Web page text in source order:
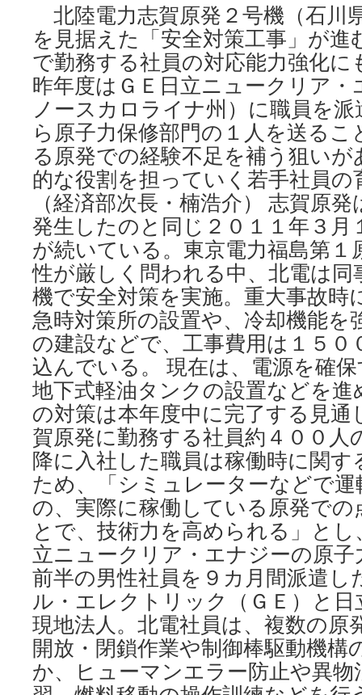
北陸電力志賀原発２号機（石川
を見据えた「安全対策工事」が進
で勤務する社員の対応能力強化
昨年度はＧＥ日立ニュークリア・
ノースカロライナ州）に職員を
ら原子力保修部門の１人を送る
る原発での経験不足を補う狙い
的な役割を担っていく若手社員
（経済部次長・楠浩介） 志賀原
発生したのと同じ２０１１年３月
が続いている。東京電力福島第１
性が厳しく問われる中、北電は同
機で安全対策を実施。重大事故時
急時対策所の設置や、冷却機能を
の建設などで、工事費用は１５０
込んでいる。 現在は、電源を確
地下式軽油タンクの設置などを
の対策は本年度中に完了する見
賀原発に勤務する社員約４００人
降に入社した職員は稼働時に関
ため、「シミュレーターなどで
の、実際に稼働している原発で
とで、技術力を高められる」と
立ニュークリア・エナジーの原
前半の男性社員を９カ月間派遣し
ル・エレクトリック（ＧＥ）と
現地法人。北電社員は、複数の原
開放・閉鎖作業や制御棒駆動機構
か、ヒューマンエラー防止や異物